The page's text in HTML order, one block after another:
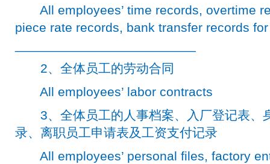
All employees’ time records, overtime
piece rate records, bank transfer records for
2、全体员工的劳动合同
All employees’ labor contracts
3、全体员工的人事档案、入厂登记表、
录、离职员工申请表及工资支付记录
All employees’ personal files, factory